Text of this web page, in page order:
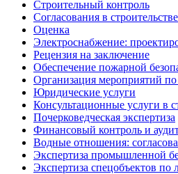
Строительный контроль
Согласования в
Оценка
Электроснабжение:
Рецензия на заключение
Обеспечение пожарной
Организация мероприятий
Юридические услуги
Консультационные услуги в
Почерковедческая экспертиза
Финансовый контроль и
Водные отношения:
Экспертиза промышленной
Экспертиза спецобъектов